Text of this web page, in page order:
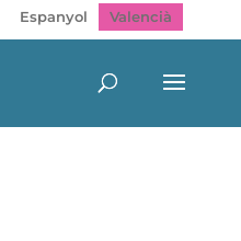
Espanyol Valencià